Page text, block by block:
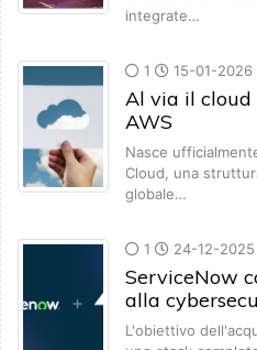
integrate…
1 15-01-2026
Al via il cloud
AWS
Nasce
Cloud, una
globale…
1 24-12-2025
ServiceNow
alla
L'obiettivo